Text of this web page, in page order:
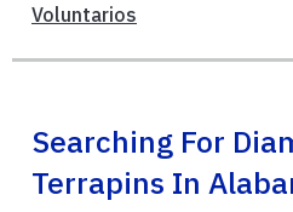
Voluntarios
Searching For
Terrapins In